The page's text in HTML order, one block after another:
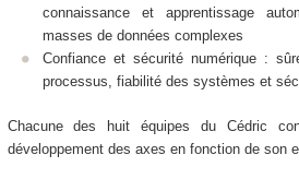
connaissance et apprentissage
masses de données complexes
Confiance et sécurité numérique :
processus, fiabilité des systèmes et
Chacune des huit équipes du Cédric
développement des axes en fonction de son